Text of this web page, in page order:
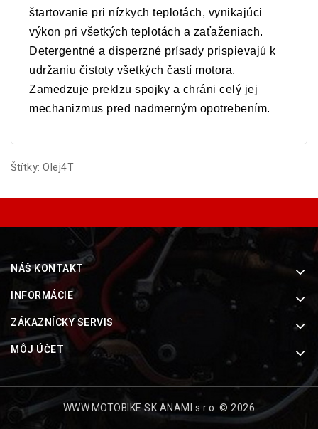
štartovanie pri nízkych teplotách, vynikajúci
výkon pri všetkých teplotách a zaťaženiach.
Detergentné a disperzné prísady prispievajú k
udržaniu čistoty všetkých častí motora.
Zamedzuje preklzu spojky a chráni celý jej
mechanizmus pred nadmerným opotrebením.
Štítky: Olej4T
NÁŠ KONTAKT
INFORMÁCIE
ZÁKAZNÍCKY SERVIS
MÔJ ÚČET
WWW.MOTOBIKE.SK ANAMI s.r.o. © 2026